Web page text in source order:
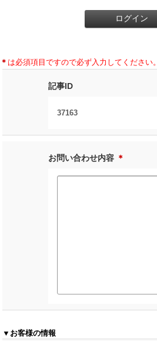
＊ は必須項目ですので必ず入力してください。
記事ID
37163
お問い合わせ内容 ＊
▼お客様の情報